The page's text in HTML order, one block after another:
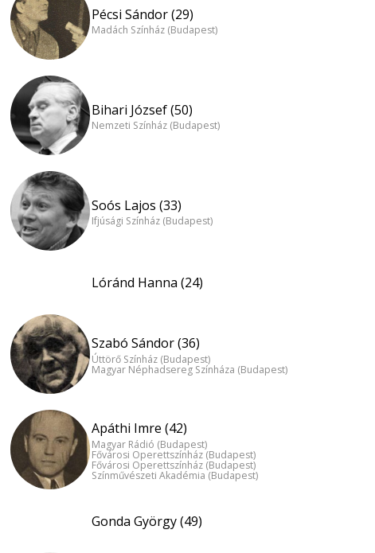
Pécsi Sándor (29)
Madách Színház (Budapest)
Bihari József (50)
Nemzeti Színház (Budapest)
Soós Lajos (33)
Ifjúsági Színház (Budapest)
Lóránd Hanna (24)
Szabó Sándor (36)
Úttörő Színház (Budapest)
Magyar Néphadsereg Színháza (Budapest)
Apáthi Imre (42)
Magyar Rádió (Budapest)
Fővárosi Operettszínház (Budapest)
Fővárosi Operettszínház (Budapest)
Színművészeti Akadémia (Budapest)
Gonda György (49)